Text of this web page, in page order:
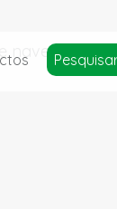
navegação